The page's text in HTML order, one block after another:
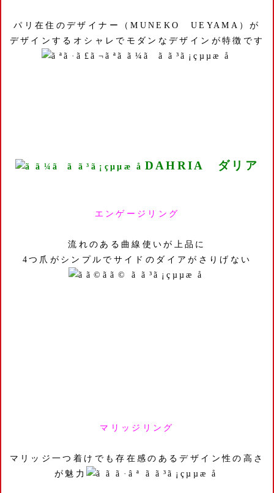
パリ在住のデザイナー（MUNEKO UEYAMA）が
デザインするオシャレでモダンなデザインが特徴です
DAHRIA ダリア
エンゲージリング
流れのある曲線使いが上品に
4つ爪がシンプルでサイドのダイアがさりげない
マリッジリング
マリッジ一つ着けでも存在感のあるデザイン性の高さ
が魅力